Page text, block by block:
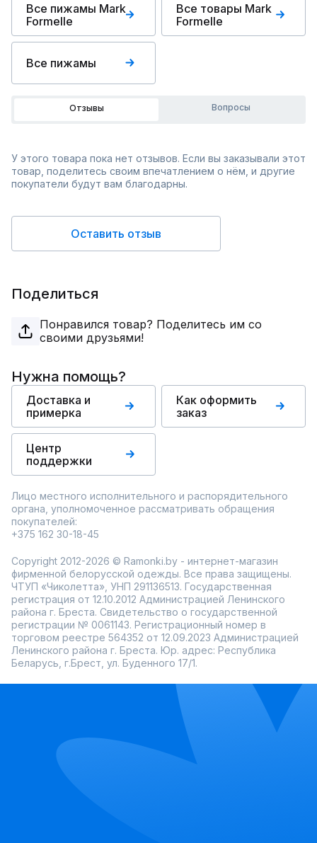
Все пижамы Mark
Formelle
Все товары Mark
Formelle
Все пижамы
Отзывы Вопросы
У этого товара пока нет отзывов. Если вы заказывали этот
товар, поделитесь своим впечатлением о нём, и другие
покупатели будут вам благодарны.
Оставить отзыв
Поделиться
Понравился товар? Поделитесь им со
своими друзьями!
Нужна помощь?
Доставка и
примерка
Как оформить
заказ
Центр
поддержки
Лицо местного исполнительного и распорядительного
органа, уполномоченное рассматривать обращения
покупателей:
+375 162 30-18-45
Copyright 2012-2026 © Ramonki.by - интернет-магазин
фирменной белорусской одежды. Все права защищены.
ЧТУП «Чиколетта», УНП 291136513. Государственная
регистрация от 12.10.2012 Администрацией Ленинского
района г. Бреста. Свидетельство о государственной
регистрации № 0061143. Регистрационный номер в
торговом реестре 564352 от 12.09.2023 Администрацией
Ленинского района г. Бреста. Юр. адрес: Республика
Беларусь, г.Брест, ул. Буденного 17/1.